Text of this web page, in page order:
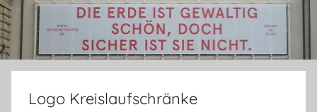
Logo Kreislaufschränke